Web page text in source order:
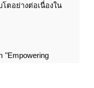
ตอย่างต่อเนื่องใน
"Empowering